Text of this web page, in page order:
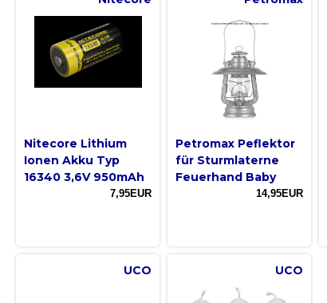
Nitecore Lithium
Ionen Akku Typ
16340 3,6V 950mAh
7,95EUR
Petromax Peflektor
für Sturmlaterne
Feuerhand Baby
14,95EUR
UCO UCO